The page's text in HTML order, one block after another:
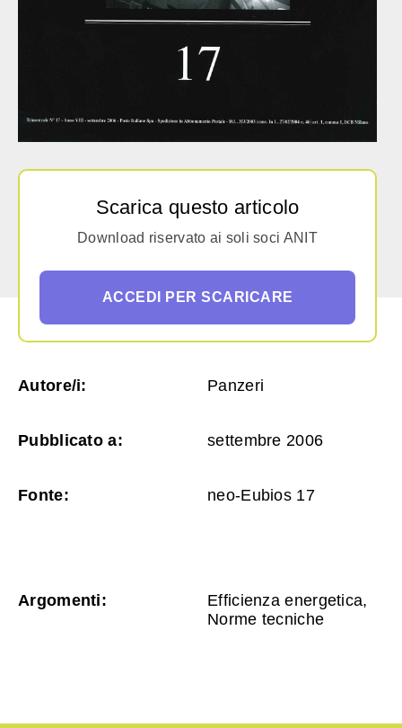
Scarica questo articolo
Download riservato ai soli soci ANIT
ACCEDI PER SCARICARE
Autore/i: Panzeri
Pubblicato a: settembre 2006
Fonte: neo-Eubios 17
Argomenti:
Efficienza energetica,
Norme tecniche